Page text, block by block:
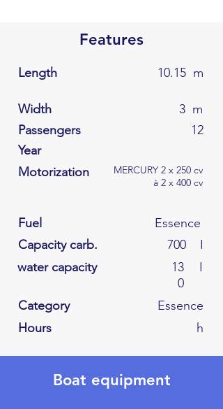
Features
Length 10.15 m
Width 3 m
Passengers
12
Year
Motorization
MERCURY 2 x 250 cv
à 2 x 400 cv
Fuel
Essence
Capacity carb.
700
I
water capacity
13
0
I
Category
Essence
Hours
h
Boat equipment